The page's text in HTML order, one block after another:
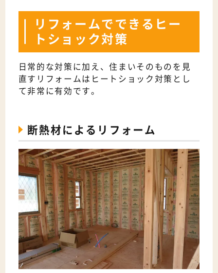
リフォームでできるヒー
トショック対策
日常的な対策に加え、住まいそのものを見
直すリフォームはヒートショック対策とし
て非常に有効です。
断熱材によるリフォーム